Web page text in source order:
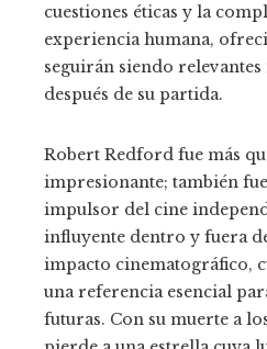
cuestiones éticas y la
experiencia humana,
seguirán siendo
después de su partida.
Robert Redford fue más
impresionante; también
impulsor del cine
influyente dentro y fuera
impacto cinematográfico,
una referencia esencial
futuras. Con su muerte a